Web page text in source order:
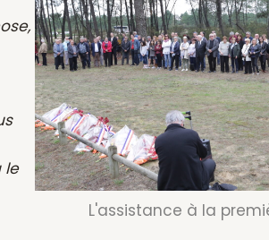
le
L'assistance à la